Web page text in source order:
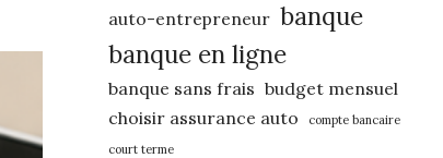
auto-entrepreneur banque
banque en ligne
banque sans frais budget mensuel
choisir assurance auto
compte bancaire
court terme